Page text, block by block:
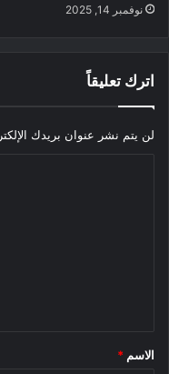
نوفمبر 14, 2025
اترك تعليقاً
لن يتم نشر عنوان بريدك
*
الاسم *